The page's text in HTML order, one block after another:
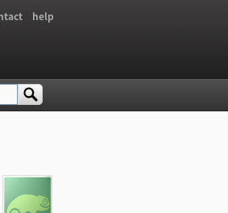
help
찾기